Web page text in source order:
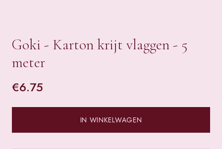
Goki - Karton krijt vlaggen - 5
meter
€6.75
IN WINKELWAGEN